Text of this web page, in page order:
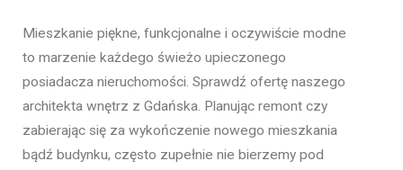
Mieszkanie piękne, funkcjonalne i oczywiście modne
to marzenie każdego świeżo upieczonego
posiadacza nieruchomości. Sprawdź ofertę naszego
architekta wnętrz z Gdańska. Planując remont czy
zabierając się za wykończenie nowego mieszkania
bądź budynku, często zupełnie nie bierzemy pod